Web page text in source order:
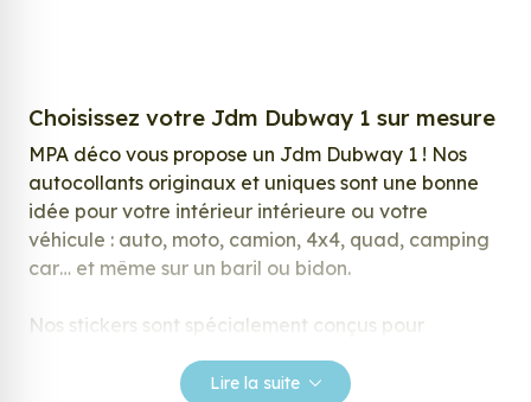
Choisissez votre Jdm Dubway 1 sur mesure
MPA déco vous propose un Jdm Dubway 1 ! Nos
autocollants originaux et uniques sont une bonne
idée pour votre intérieur intérieure ou votre
véhicule : auto, moto, camion, 4x4, quad, camping
car… et même sur un baril ou bidon.
Nos stickers sont spécialement conçus pour
notre large gamme de stickers.
Lire la suite